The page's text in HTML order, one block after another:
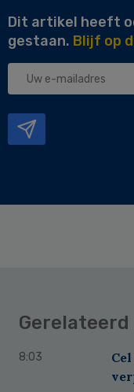
Dit artikel heeft
gestaan. Blijf op
Uw
8:03